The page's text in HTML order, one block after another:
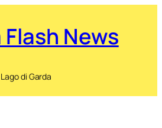
News
di Garda